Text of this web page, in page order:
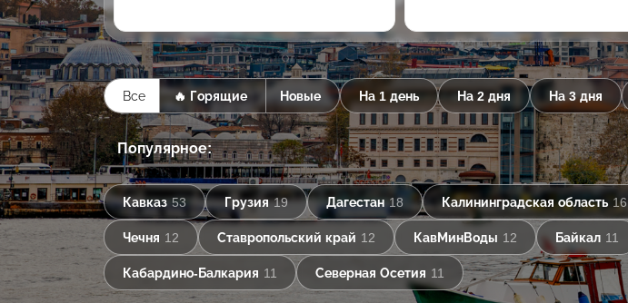
Все 🔥 Горящие Новые На 1 день На 2 дня На 3 дня
Популярное:
Кавказ 53 Грузия 19 Дагестан 18 Калининградская область 16
Чечня 12 Ставропольский край 12 КавМинВоды 12 Байкал 11
Кабардино-Балкария 11 Северная Осетия 11